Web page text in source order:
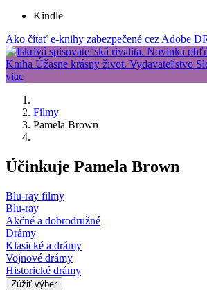
Kindle
Ako čítať e-knihy zabezpečené cez Adobe
Filmy
Pamela Brown
Účinkuje Pamela Brown
Blu-ray filmy
Blu-ray
Akčné a dobrodružné
Drámy
Klasické a drámy
Vojnové drámy
Historické drámy
Zúžiť výber